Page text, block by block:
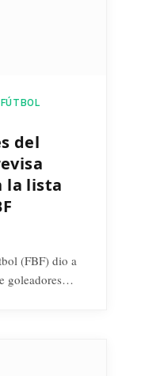
del
la lista
(FBF) dio a
goleadores…